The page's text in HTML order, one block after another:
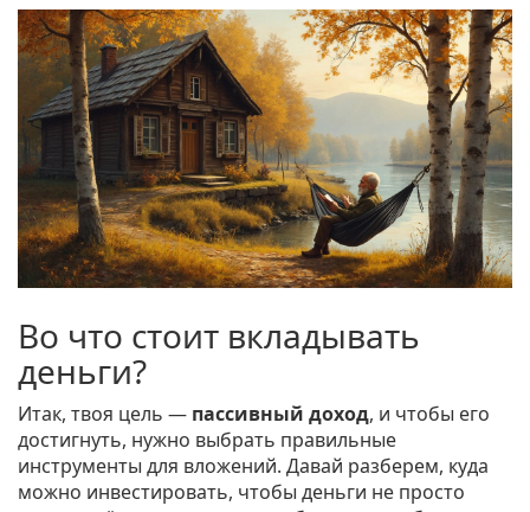
Во что стоит вкладывать
деньги?
Итак, твоя цель — пассивный доход, и чтобы его
достигнуть, нужно выбрать правильные
инструменты для вложений. Давай разберем, куда
можно инвестировать, чтобы деньги не просто